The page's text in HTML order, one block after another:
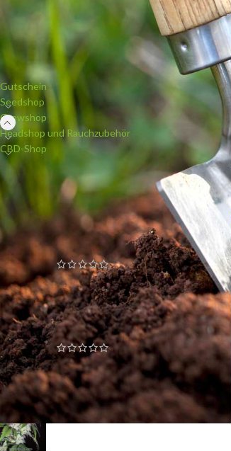
PRODUKTKATEGORIEN
Gutschein
Seedshop
Growshop
Headshop und Rauchzubehör
CBD-Shop
NEUE PRODUKTE
White Widow (Bulk Passion)
feminisiert
Blueberry Widow (Bulk
Passion) feminisiert
Black Domina (Bulk Passion)
feminisiert